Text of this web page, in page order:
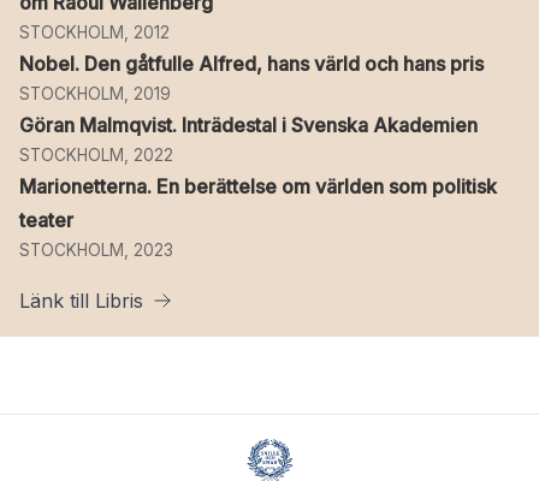
STOCKHOLM, 2012
Nobel. Den gåtfulle Alfred, hans värld och hans pris
STOCKHOLM, 2019
Göran Malmqvist. Inträdestal i Svenska Akademien
STOCKHOLM, 2022
Marionetterna. En berättelse om världen som politisk
teater
STOCKHOLM, 2023
Länk till Libris